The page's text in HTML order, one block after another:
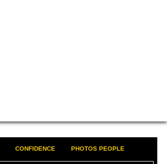
CONFIDENCE PHOTOS PEOPLE